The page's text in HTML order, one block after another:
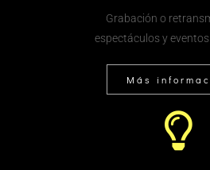
Grabación o
espectáculos y eventos
Más